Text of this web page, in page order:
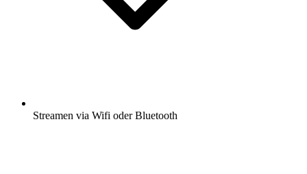
Streamen via Wifi oder Bluetooth